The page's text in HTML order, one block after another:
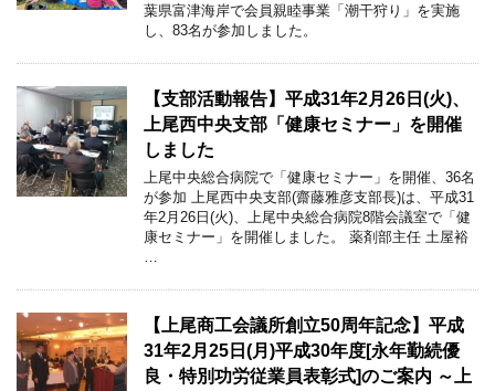
葉県富津海岸で会員親睦事業「潮干狩り」を実施
し、83名が参加しました。
【支部活動報告】平成31年2月26日(火)、
上尾西中央支部「健康セミナー」を開催
しました
上尾中央総合病院で「健康セミナー」を開催、36名
が参加 上尾西中央支部(齋藤雅彦支部長)は、平成31
年2月26日(火)、上尾中央総合病院8階会議室で「健
康セミナー」を開催しました。 薬剤部主任 土屋裕
【上尾商工会議所創立50周年記念】平成
31年2月25日(月)平成30年度[永年勤続優
良・特別功労従業員表彰式]のご案内 ～上